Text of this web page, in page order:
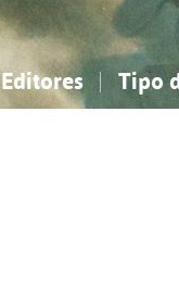
Editores Tipo